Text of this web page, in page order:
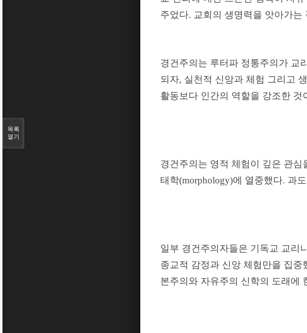
주었다. 교회의 생명력을 앗아가는
경건주의는 루터파 정통주의가 교
되자, 실천적 신앙과 체험 그리고
활동보다 인간의 역할을 강조한 것
경건주의는 영적 체험이 깊은 관심
태학(morphology)에 열중했다. 과
일부 경건주의자들은 기독교 교리
종교적 감정과 신앙 체험만을 집중
본주의와 자유주의 신학의 도래에
목록
열기